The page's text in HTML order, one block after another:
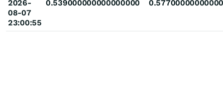
2026-
08-07
23:00:55
0.539000000000000000